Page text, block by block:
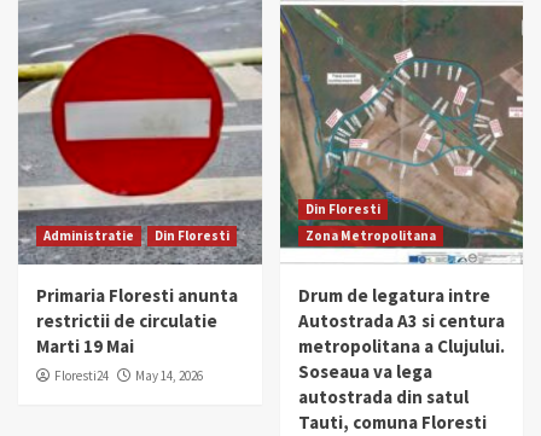
Administratie Din Floresti
Primaria Floresti anunta
restrictii de circulatie
Marti 19 Mai
Floresti24 May 14, 2026
Din Floresti
Zona Metropolitana
Drum de legatura intre
Autostrada A3 si centura
metropolitana a Clujului.
Soseaua va lega
autostrada din satul
Tauti, comuna Floresti